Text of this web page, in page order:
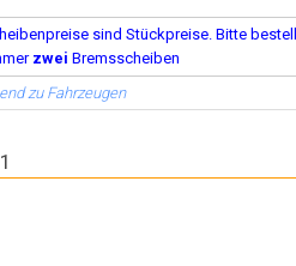
sind Stückpreise. Bitte
zwei Bremsscheiben
zu Fahrzeugen